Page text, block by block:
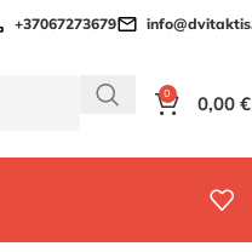
+37067273679
0 0,00 €